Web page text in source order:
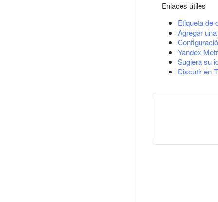
Enlaces útiles
Etiqueta de
Agregar
Yandex
Sugiera su
Discutir en